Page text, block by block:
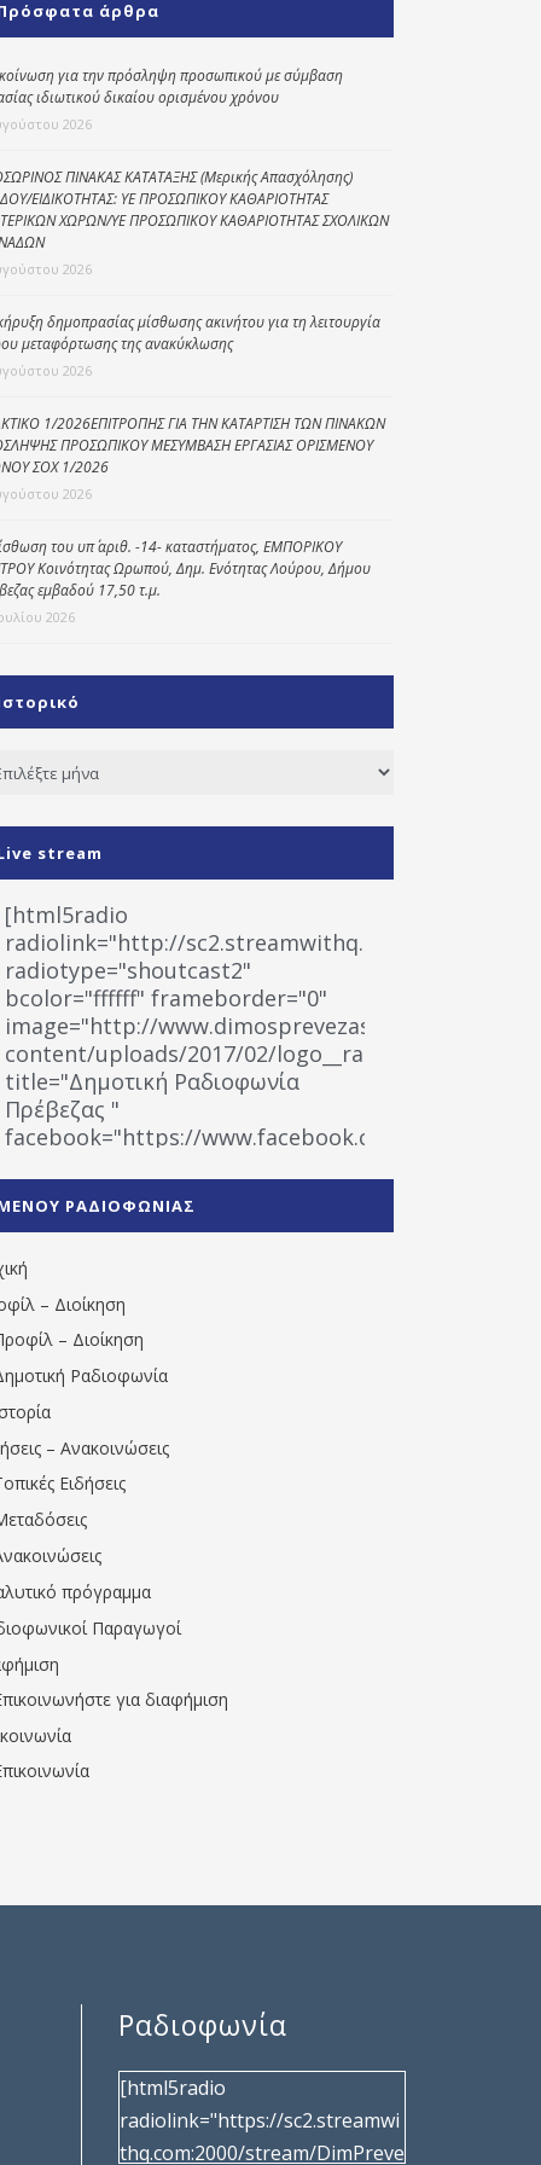
Kοινωνικό
φαρμακείο
Πρόγραμμα
“Βοήθεια στο σπίτι”
Κέντρο Ημερήσιας
Φροντίδας
άρθρα
για την πρόσληψη προσωπικού με σύμβαση
ιδιωτικού δικαίου ορισμένου χρόνου
2026
ΠΙΝΑΚΑΣ ΚΑΤΑΤΑΞΗΣ (Μερικής Απασχόλησης)
ΕΙΔΙΚΟΤΗΤΑΣ: ΥΕ ΠΡΟΣΩΠΙΚΟΥ ΚΑΘΑΡΙΟΤΗΤΑΣ
ΧΩΡΩΝ/ΥΕ ΠΡΟΣΩΠΙΚΟΥ ΚΑΘΑΡΙΟΤΗΤΑΣ ΣΧΟΛΙΚΩΝ
2026
δημοπρασίας μίσθωσης ακινήτου για τη λειτουργία
μεταφόρτωσης της ανακύκλωσης
2026
1/2026ΕΠΙΤΡΟΠΗΣ ΓΙΑ ΤΗΝ ΚΑΤΑΡΤΙΣΗ ΤΩΝ ΠΙΝΑΚΩΝ
ΠΡΟΣΩΠΙΚΟΥ ΜΕΣΥΜΒΑΣΗ ΕΡΓΑΣΙΑΣ ΟΡΙΣΜΕΝΟΥ
ΣΟΧ 1/2026
2026
του υπ΄ αριθ. -14- καταστήματος, ΕΜΠΟΡΙΚΟΥ
Κοινότητας Ωρωπού, Δημ. Ενότητας Λούρου, Δήμου
εμβαδού 17,50 τ.μ.
2026
stream
[html5radio
radiolink="http://sc2.streamwithq.com:8028/
radiotype="shoutcast2"
bcolor="ffffff" frameborder="0"
image="http://www.dimosprevezas.gr/wp-
content/uploads/2017/02/logo__radiofonias.jpg"
title="Δημοτική Ραδιοφωνία
Πρέβεζας "
facebook="https://www.facebook.com/
1531194763766854/" artist="" ]
ΡΑΔΙΟΦΩΝΙΑΣ
– Διοίκηση
– Διοίκηση
Ραδιοφωνία
– Ανακοινώσεις
Ειδήσεις
πρόγραμμα
Παραγωγοί
για διαφήμιση
Ραδιοφωνία
[html5radio
radiolink="https://sc2.streamwi
thq.com:2000/stream/DimPreve